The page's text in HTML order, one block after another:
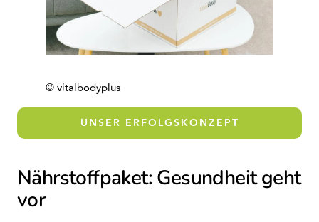
© vitalbodyplus
UNSER ERFOLGSKONZEPT
Nährstoffpaket: Gesundheit geht
vor